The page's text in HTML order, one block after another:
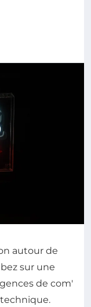
autour de
sur une
de com'